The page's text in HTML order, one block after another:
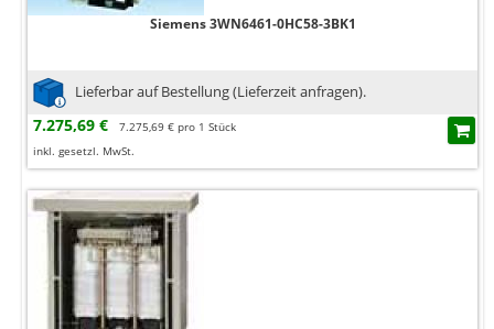
Siemens 3WN6461-0HC58-3BK1
Lieferbar auf Bestellung (Lieferzeit anfragen).
7.275,69 €
7.275,69 € pro 1 Stück
inkl. gesetzl. MwSt.